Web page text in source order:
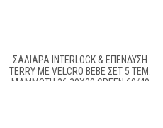
ΣΑΛΙΆΡΑ INTERLOCK & ΕΠΈΝΔΥΣΗ
TERRY ΜΕ VELCRO BEBE ΣΕΤ 5 ΤΕΜ.
MAMMOTH 26 30X20 GREEN 60/40